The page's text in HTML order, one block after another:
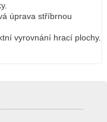
úprava stříbrnou
vyrovnání hrací plochy.